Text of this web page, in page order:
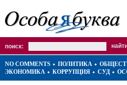
поиск:
NO COMMENTS ПОЛИТИКА
ЭКОНОМИКА
КОРРУПЦИЯ СУД